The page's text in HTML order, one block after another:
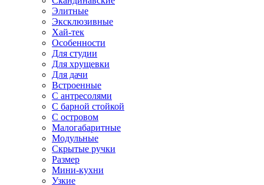
Элитные
Эксклюзивные
Хай-тек
Особенности
Для студии
Для хрущевки
Для дачи
Встроенные
С антресолями
С барной стойкой
С островом
Малогабаритные
Модульные
Скрытые ручки
Размер
Мини-кухни
Узкие